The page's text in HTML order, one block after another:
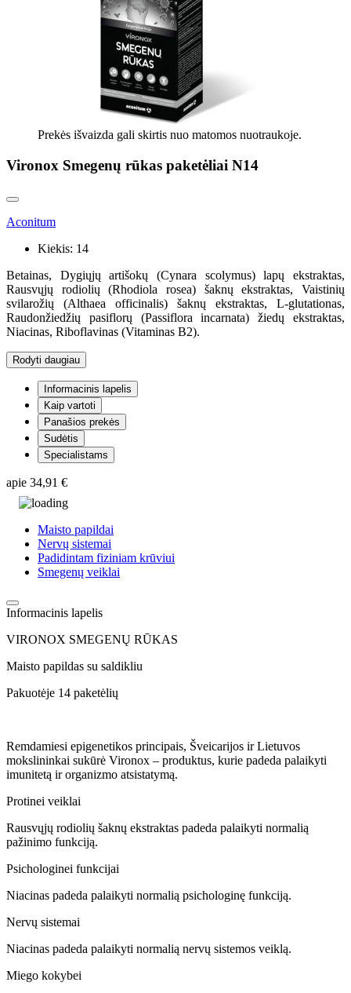
Prekės išvaizda gali skirtis nuo matomos nuotraukoje.
Vironox Smegenų rūkas paketėliai N14
Aconitum
Kiekis: 14
Betainas, Dygiųjų artišokų (Cynara scolymus) lapų ekstraktas,
Rausvųjų rodiolių (Rhodiola rosea) šaknų ekstraktas, Vaistinių
svilarožių (Althaea officinalis) šaknų ekstraktas, L-glutationas,
Raudonžiedžių pasiflorų (Passiflora incarnata) žiedų ekstraktas,
Niacinas, Riboflavinas (Vitaminas B2).
Rodyti daugiau
Informacinis lapelis
Kaip vartoti
Panašios prekės
Sudėtis
Specialistams
apie 34,91 €
Maisto papildai
Nervų sistemai
Padidintam fiziniam krūviui
Smegenų veiklai
Informacinis lapelis
VIRONOX SMEGENŲ RŪKAS
Maisto papildas su saldikliu
Pakuotėje 14 paketėlių
Remdamiesi epigenetikos principais, Šveicarijos ir Lietuvos
mokslininkai sukūrė Vironox – produktus, kurie padeda palaikyti
imunitetą ir organizmo atsistatymą.
Protinei veiklai
Rausvųjų rodiolių šaknų ekstraktas padeda palaikyti normalią
pažinimo funkciją.
Psichologinei funkcijai
Niacinas padeda palaikyti normalią psichologinę funkciją.
Nervų sistemai
Niacinas padeda palaikyti normalią nervų sistemos veiklą.
Miego kokybei